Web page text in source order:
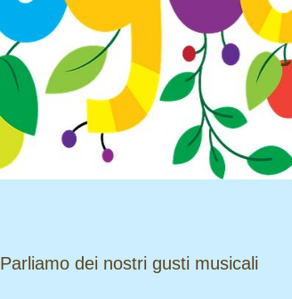
​​​​​​​Parliamo dei nostri gusti musicali